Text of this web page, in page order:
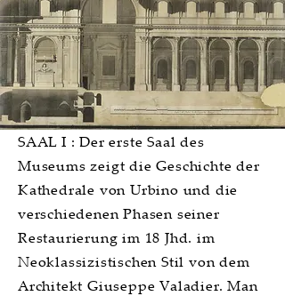
SAAL I : Der erste Saal des
Museums zeigt die Geschichte der
Kathedrale von Urbino und die
verschiedenen Phasen seiner
Restaurierung im 18 Jhd. im
Neoklassizistischen Stil von dem
Architekt Giuseppe Valadier. Man